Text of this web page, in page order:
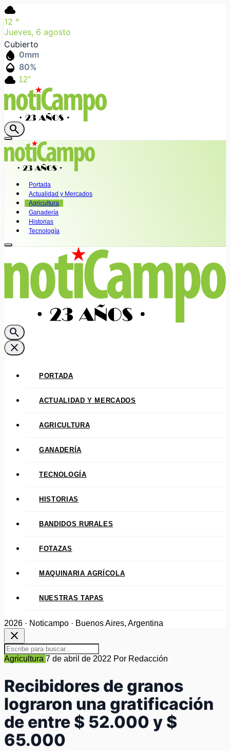
cloud
12 °
Jueves, 6 agosto
Cubierto
water_drop 0mm
humidity_mid 80%
cloud 12°
search
Portada
Actualidad y Mercados
Agricultura
Ganadería
Historias
Tecnología
search
close
PORTADA
ACTUALIDAD Y MERCADOS
AGRICULTURA
GANADERÍA
TECNOLOGÍA
HISTORIAS
BANDIDOS RURALES
FOTAZAS
MAQUINARIA AGRÍCOLA
NUESTRAS TAPAS
2026 · Noticampo · Buenos Aires, Argentina
close
Agricultura 7 de abril de 2022 Por Redacción
Recibidores de granos
lograron una gratificación
de entre $ 52.000 y $
65.000